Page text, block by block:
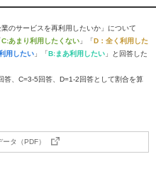
のサービスを再利用したいか」について
C:あまり利用したくない 」「D：全く利用した
用したい 」「B:まあ利用したい 」と回答した
、C=3-5回答、D=1-2回答として割合を算
タ（PDF）